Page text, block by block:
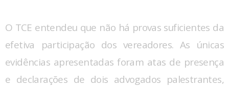
O TCE entendeu que não há provas suficientes da
efetiva participação dos vereadores. As únicas
evidências apresentadas foram atas de presença
e declarações de dois advogados palestrantes,